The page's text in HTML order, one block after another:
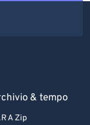
& tempo
A Zip